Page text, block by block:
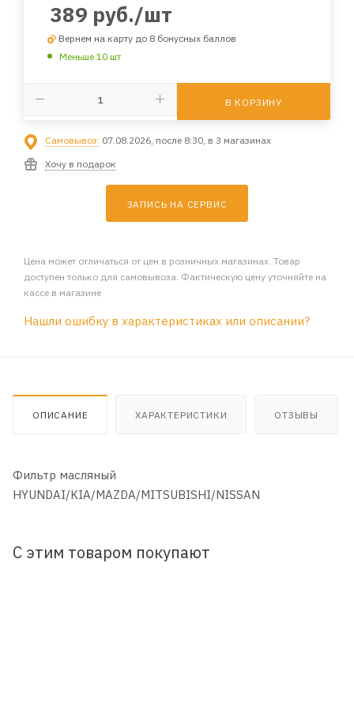
389 руб./шт
Вернем на карту до 8 бонусных баллов
Меньше 10 шт
В КОРЗИНУ
Самовывоз: 07.08.2026, после 8:30, в 3 магазинах
Хочу в подарок
ЗАПИСЬ НА СЕРВИС
Цена может отличаться от цен в розничных магазинах. Товар
доступен только для самовывоза. Фактическую цену уточняйте на
кассе в магазине
Нашли ошибку в характеристиках или описании?
ОПИСАНИЕ ХАРАКТЕРИСТИКИ ОТЗЫВЫ
Фильтр масляный
HYUNDAI/KIA/MAZDA/MITSUBISHI/NISSAN
С этим товаром покупают